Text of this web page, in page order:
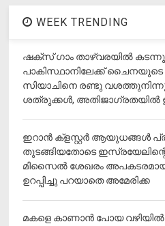
WEEK TRENDING
ഷക്സ് ​ഗാം താഴ്‌വരയിൽ
പാകിസ്ഥാനിലേക്ക് ചൈനയുടെ
സിയാചിനെ രണ്ടു
ശത്രുക്കൾ, അതിജാ​ഗ്രതയിൽ
ഇറാന്‍ ക്‌ളസ്റ്റര്‍ ആയുധങ്ങള്‍
തുടങ്ങിയതോടെ
മിസൈല്‍ ശേഖരം
ഉറപ്പിച്ചു പറയാതെ അമേരിക്ക
മകളെ കാണാന്‍ പോയ വഴിയില്‍